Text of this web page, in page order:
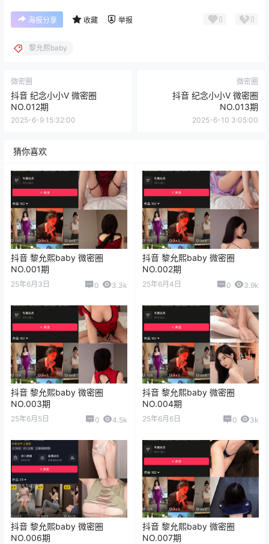
海报分享 收藏 举报 0 0
黎允熙baby
微密圈
抖音 纪念小小V 微密圈
NO.012期
2025-6-9 15:32:00
微密圈
抖音 纪念小小V 微密圈
NO.013期
2025-6-10 3:05:00
猜你喜欢
抖音 黎允熙baby 微密圈
NO.001期
25年6月3日 0 3.3k
抖音 黎允熙baby 微密圈
NO.002期
25年6月4日 0 3.9k
抖音 黎允熙baby 微密圈
NO.003期
25年6月5日 0 4.5k
抖音 黎允熙baby 微密圈
NO.004期
25年6月6日 0 3k
抖音 黎允熙baby 微密圈
NO.006期
抖音 黎允熙baby 微密圈
NO.007期